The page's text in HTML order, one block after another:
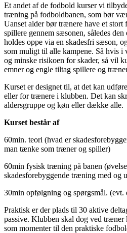
Et andet af de fodbold kurser vi
træning på fodboldbanen, som bør
Uanset alder bør trænere have et stort
spillere gennem sæsonen, således
holdes oppe via en skadesfri sæson,
som muligt til alle kampene. Så hvis i
og minske risikoen for skader, så vil
emner og engle tiltag spillere og
Kurset er designet til, at det kan
eller for trænere i klubben. Det kan
aldersgruppe og køn eller dække alle.
Kurset består af
60min. teori (hvad er
man tænke som træner og spiller)
60min fysisk træning på banen
skadesforebyggende træning med og
30min opfølgning og spørgsmål. (evt.
Praktisk er der plads til 30 aktive
passive. Klubben skal dog ved træner
som momenter til den praktiske